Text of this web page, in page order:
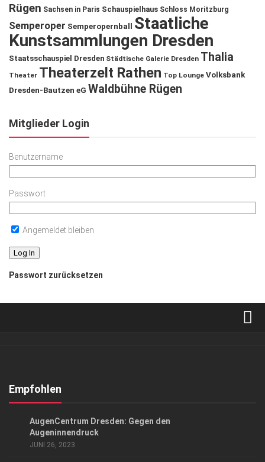
Rügen Sachsen in Paris Schauspielhaus Schloss Moritzburg
Semperoper Semperopernball
Staatliche
Kunstsammlungen Dresden
Staatsschauspiel Dresden Städtische Galerie Dresden Thalia
Theater Theaterzelt Rathen Top Lounge Volksbank
Dresden-Bautzen eG Waldbühne Rügen
Mitglieder Login
Benutzername
Passwort
Angemeldet bleiben
Passwort zurücksetzen
Kontakt, Impressum
Empfohlen
AugenCentrum Dresden: Gegen den
Augeninnendruck
JUNI 26, 2023